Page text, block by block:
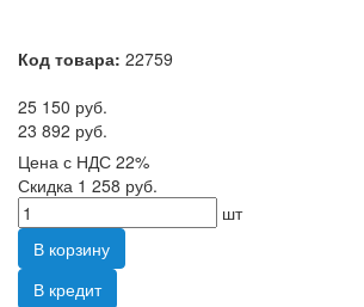
Код товара: 22759
25 150 руб.
23 892 руб.
Цена с НДС 22%
Скидка 1 258 руб.
шт
В корзину
В кредит